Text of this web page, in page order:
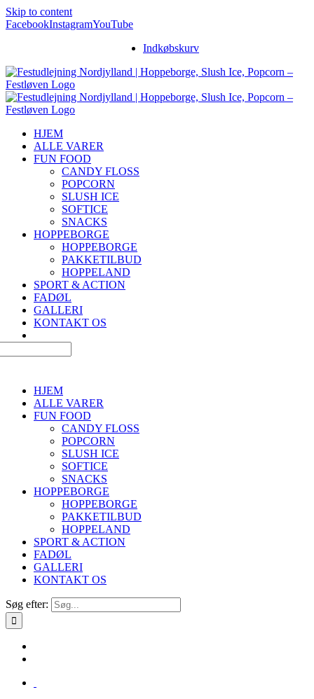
Skip to content
FacebookInstagramYouTube
Indkøbskurv
HJEM
ALLE VARER
FUN FOOD
CANDY FLOSS
POPCORN
SLUSH ICE
SOFTICE
SNACKS
HOPPEBORGE
HOPPEBORGE
PAKKETILBUD
HOPPELAND
SPORT & ACTION
FADØL
GALLERI
KONTAKT OS
HJEM
ALLE VARER
FUN FOOD
CANDY FLOSS
POPCORN
SLUSH ICE
SOFTICE
SNACKS
HOPPEBORGE
HOPPEBORGE
PAKKETILBUD
HOPPELAND
SPORT & ACTION
FADØL
GALLERI
KONTAKT OS
Søg efter: